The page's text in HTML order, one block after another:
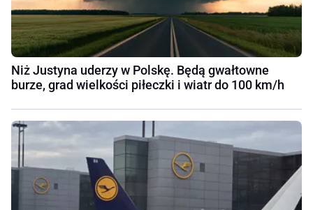
Niż Justyna uderzy w Polskę. Będą gwałtowne
burze, grad wielkości piłeczki i wiatr do 100 km/h